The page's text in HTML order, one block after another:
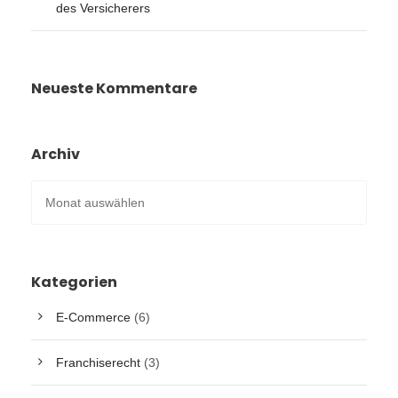
des Versicherers
Neueste Kommentare
Archiv
Kategorien
E-Commerce (6)
Franchiserecht (3)